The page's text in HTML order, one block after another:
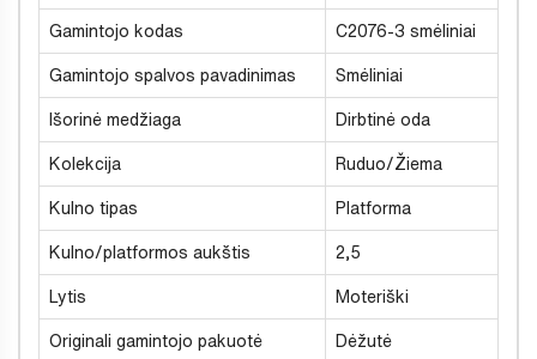
Gamintojo kodas C2076-3 smėliniai
Gamintojo spalvos pavadinimas Smėliniai
Išorinė medžiaga Dirbtinė oda
Kolekcija Ruduo/Žiema
Kulno tipas Platforma
Kulno/platformos aukštis 2,5
Lytis Moteriški
Originali gamintojo pakuotė Dėžutė